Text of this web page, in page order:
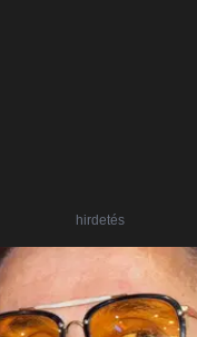
hirdetés